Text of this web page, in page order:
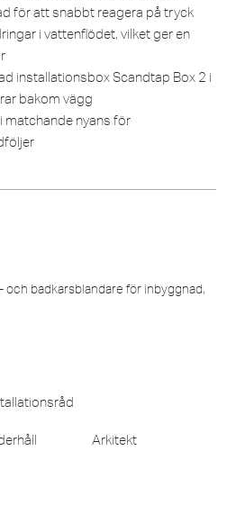
för att snabbt reagera på tryck
i vattenflödet, vilket ger en
installationsbox Scandtap Box 2 i
bakom vägg
matchande nyans för
och badkarsblandare för inbyggnad,
Arkitekt